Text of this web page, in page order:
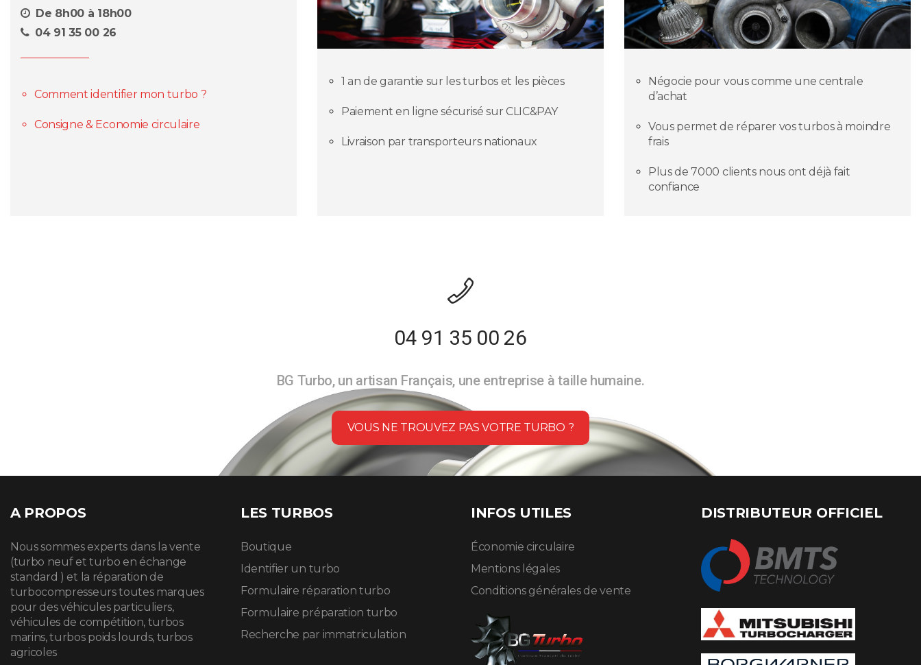
De 8h00 à 18h00
04 91 35 00 26
Comment identifier mon turbo ?
Consigne & Economie circulaire
1 an de garantie sur les turbos et les pièces
Paiement en ligne sécurisé sur CLIC&PAY
Livraison par transporteurs nationaux
Négocie pour vous comme une centrale
d’achat
Vous permet de réparer vos turbos à moindre
frais
Plus de 7000 clients nous ont déjà fait
confiance
04 91 35 00 26
BG Turbo, un artisan Français, une entreprise à taille humaine.
VOUS NE TROUVEZ PAS VOTRE TURBO ?
A PROPOS
Nous sommes experts dans la vente
(turbo neuf et turbo en échange
standard ) et la réparation de
turbocompresseurs toutes marques
pour des véhicules particuliers,
véhicules de compétition, turbos
marins, turbos poids lourds, turbos
agricoles
LES TURBOS
Boutique
Identifier un turbo
Formulaire réparation turbo
Formulaire préparation turbo
Recherche par immatriculation
INFOS UTILES
Économie circulaire
Mentions légales
Conditions générales de vente
DISTRIBUTEUR OFFICIEL